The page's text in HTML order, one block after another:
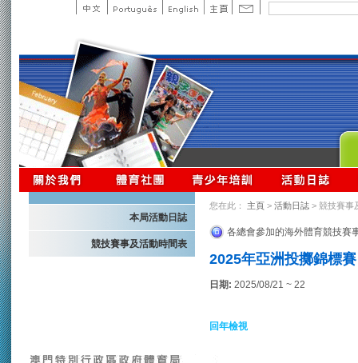
本局活動日誌
競技賽事及活動時間表
您在此： 主頁 > 活動日誌 > 競技賽事
各總會參加的海外體育競技賽
2025年亞洲投擲錦標
日期: 2025/08/21 ~ 22
回年檢視